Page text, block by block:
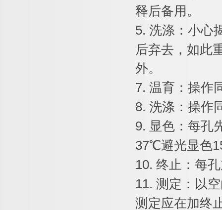
释后备用。
5. 洗涤：小心
后弃去，如此
外。
7. 温育：操作
8. 洗涤：操作
9. 显色：每孔
37℃避光显色
10. 终止：每
11. 测定：以
测定应在加终